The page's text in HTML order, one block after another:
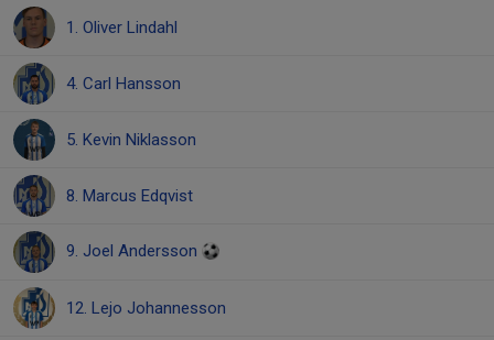
1. Oliver Lindahl
4. Carl Hansson
5. Kevin Niklasson
8. Marcus Edqvist
9. Joel Andersson
12. Lejo Johannesson